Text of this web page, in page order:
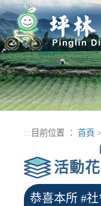
進入內容區塊
::: 目前位置 ： 首頁 >
活動
恭喜本所 #